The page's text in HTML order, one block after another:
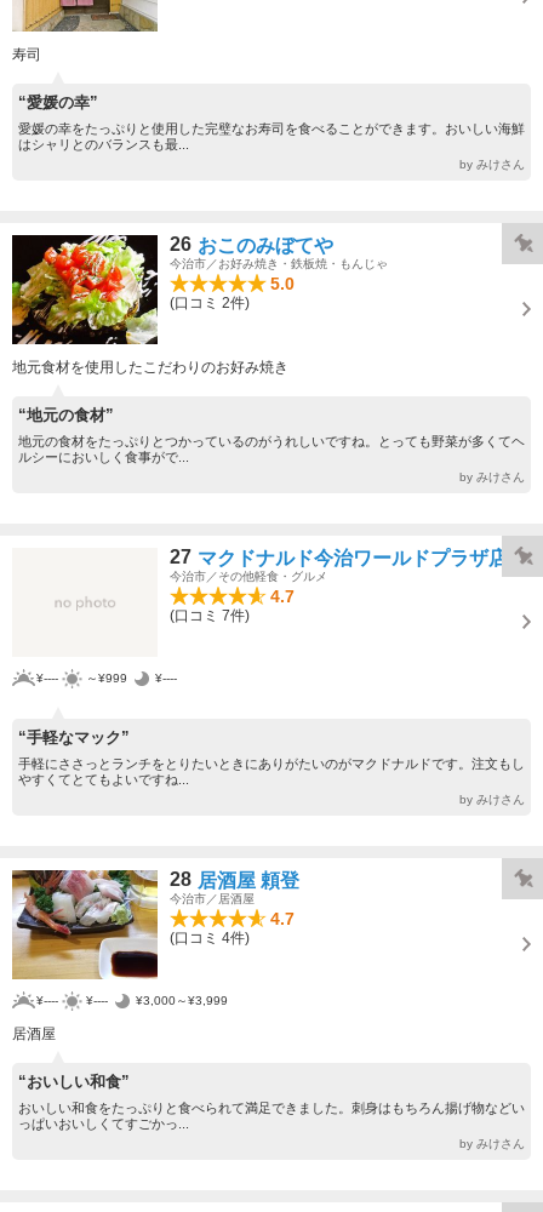
寿司
“愛媛の幸”
愛媛の幸をたっぷりと使用した完璧なお寿司を食べることができます。おいしい海鮮
はシャリとのバランスも最...
by みけさん
26 おこのみぼてや
今治市／お好み焼き・鉄板焼・もんじゃ
5.0
(口コミ 2件)
地元食材を使用したこだわりのお好み焼き
“地元の食材”
地元の食材をたっぷりとつかっているのがうれしいですね。とっても野菜が多くてヘ
ルシーにおいしく食事がで...
by みけさん
27 マクドナルド今治ワールドプラザ店
今治市／その他軽食・グルメ
4.7
(口コミ 7件)
¥---- ～¥999 ¥----
“手軽なマック”
手軽にささっとランチをとりたいときにありがたいのがマクドナルドです。注文もし
やすくてとてもよいですね...
by みけさん
28 居酒屋 頼登
今治市／居酒屋
4.7
(口コミ 4件)
¥---- ¥---- ¥3,000～¥3,999
居酒屋
“おいしい和食”
おいしい和食をたっぷりと食べられて満足できました。刺身はもちろん揚げ物などい
っぱいおいしくてすごかっ...
by みけさん